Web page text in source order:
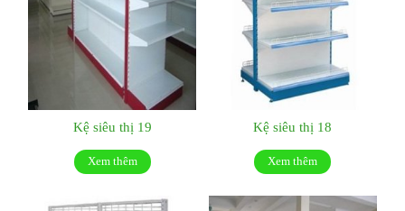
Kệ siêu thị 19
Xem thêm
Kệ siêu thị 18
Xem thêm